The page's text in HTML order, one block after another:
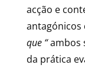
acção e
antagónicos
que “ambos
da prática